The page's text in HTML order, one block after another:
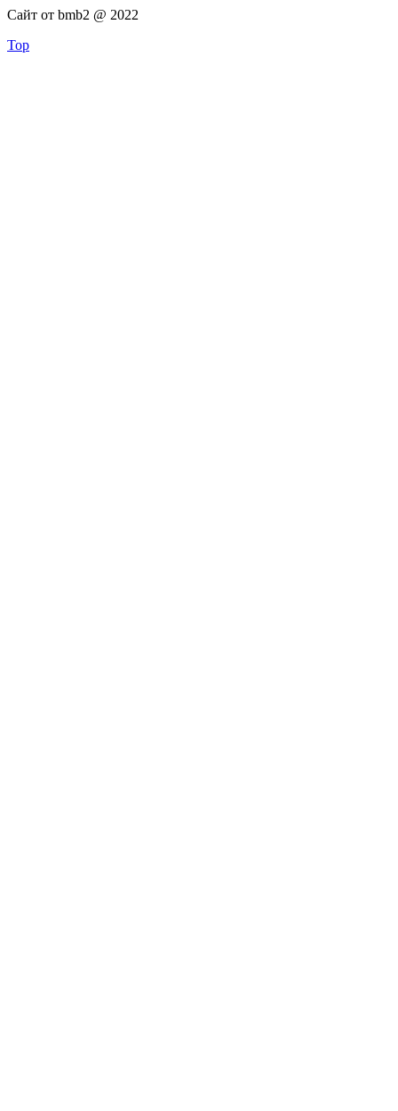
Сайт от bmb2 @ 2022
Top